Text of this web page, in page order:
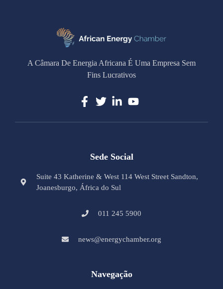
A Câmara De Energia Africana É Uma Empresa Sem
Fins Lucrativos
Sede Social
Suite 43 Katherine & West 114 West Street Sandton,
Joanesburgo, África do Sul
011 245 5900
news@energychamber.org
Navegação